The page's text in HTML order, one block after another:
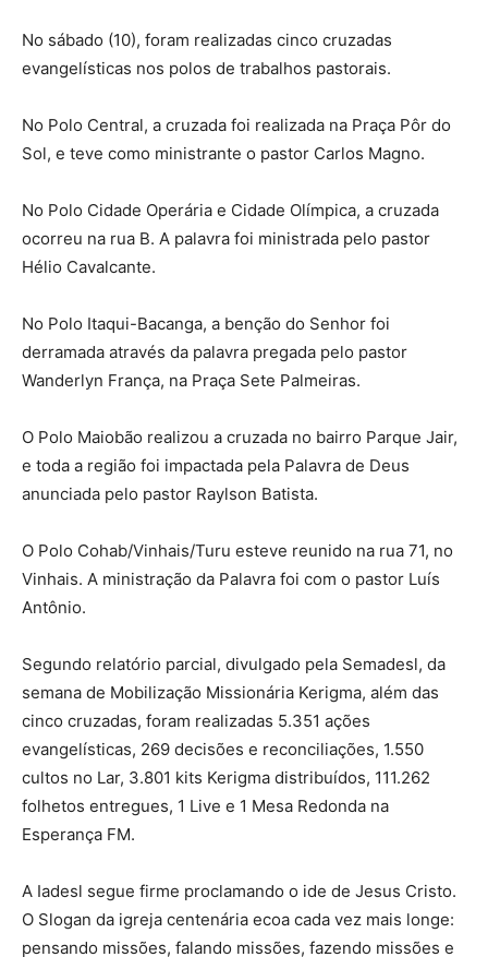
No sábado (10), foram realizadas cinco cruzadas
evangelísticas nos polos de trabalhos pastorais.
No Polo Central, a cruzada foi realizada na Praça Pôr do
Sol, e teve como ministrante o pastor Carlos Magno.
No Polo Cidade Operária e Cidade Olímpica, a cruzada
ocorreu na rua B. A palavra foi ministrada pelo pastor
Hélio Cavalcante.
No Polo Itaqui-Bacanga, a benção do Senhor foi
derramada através da palavra pregada pelo pastor
Wanderlyn França, na Praça Sete Palmeiras.
O Polo Maiobão realizou a cruzada no bairro Parque Jair,
e toda a região foi impactada pela Palavra de Deus
anunciada pelo pastor Raylson Batista.
O Polo Cohab/Vinhais/Turu esteve reunido na rua 71, no
Vinhais. A ministração da Palavra foi com o pastor Luís
Antônio.
Segundo relatório parcial, divulgado pela Semadesl, da
semana de Mobilização Missionária Kerigma, além das
cinco cruzadas, foram realizadas 5.351 ações
evangelísticas, 269 decisões e reconciliações, 1.550
cultos no Lar, 3.801 kits Kerigma distribuídos, 111.262
folhetos entregues, 1 Live e 1 Mesa Redonda na
Esperança FM.
A Iadesl segue firme proclamando o ide de Jesus Cristo.
O Slogan da igreja centenária ecoa cada vez mais longe:
pensando missões, falando missões, fazendo missões e